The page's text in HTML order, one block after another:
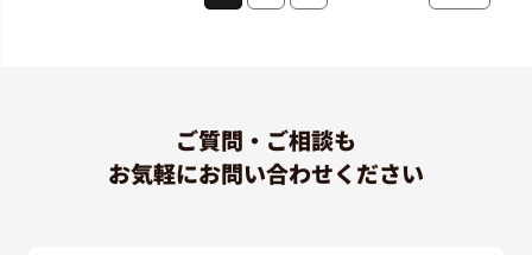
ご質問・ご相談も
お気軽にお問い合わせください